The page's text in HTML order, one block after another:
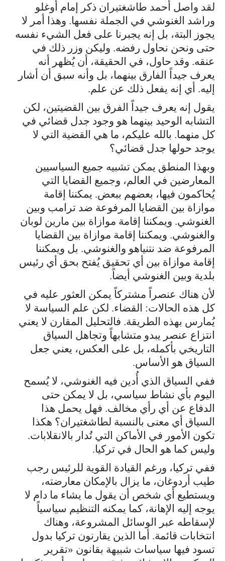
لقد واصل أحمد طاشغتيران ذكر إمام أوغلو
وراشد الغنوشي في الجملة نفسها. وهذا أمر لا
يجوز البتة، بل إنه يجبرنا على فعل الشيء نفسه
حتى ونحن نحاول رفضه. وليكن وزر ذلك في
عنقه. وقد حاول، في الحقيقة، أن يُظهر أنه
يعرف جيداً الفارق بينهما، بل وأنه سبق أن أشار
إليه. أي إنه يفعل ذلك عن علم.
يقول إنه يعرف جيداً الفرق بين القضيتين، لكن
التشابه الوحيد بينهما هو وجود جدل قضائي في
كل منهما. بالله عليكم، ما هي القضية التي لا
يوجد حولها جدل قضائي؟
وبهذا المنطق يمكن تشبيه جميع السياسيين
المعارضين في العالم، وجميع القضايا التي
يُحاكمون فيها، بعضهم ببعض. يمكننا إقامة
موازاة بين القضايا المرفوعة ضد ترامب وبين
الغنوشي. ويمكننا إقامة موازاة بين مارين لوبان
والغنوشي. ويمكننا إقامة موازاة بين القضايا
المرفوعة ضد نتنياهو والغنوشي. بل ويمكننا
إقامة موازاة بين أي تحقيق يُفتح بحق أي رئيس
بلدية وبين الغنوشي أيضاً.
لأن هناك عنصراً مشتركاً يمكن العثور عليه في
كل هذه الحالات: القضاء. لكن علم السياسة لا
يُمارس بهذه الطريقة. فالتحليل المقارن لا يعني
انتزاع عنصر يبدو متشابهاً وتجاهل السياق
التاريخي بأكمله، بل على العكس، يعني جعل
السياق هو الأساس.
ففي السياق الذي أُدين فيه الغنوشي، لا يُسمح
اليوم بأي نشاط سياسي، بل لا يمكن حتى
الدفاع عن أي رأي مخالف. فهل يحمل هذا
السياق أي معنى بالنسبة لطاشغتيران؟ هكذا
تكون الأمور في الأماكن التي تُدار بالانقلابات.
وليس كما هو الحال في تركيا.
ففي تركيا، ورغم القيادة القوية للرئيس رجب
طيب أردوغان، ما يزال بالإمكان معارضته،
ويستطيع أي شخص أن يقول ما يشاء ما دام لا
يوجه إليه الإهانة، كما يمكنه التنظيم سياسياً
لإسقاطه عبر الوسائل المشروعة، وهناك
انتخابات قائمة. أما الذين يقارنون تركيا بدول
تسود فيها سياسات شبيهة بقانون «تقرير